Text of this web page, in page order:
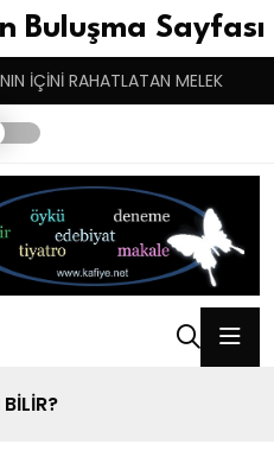
Buluşma Sayfası
İÇİNİ RAHATLATAN MELEK